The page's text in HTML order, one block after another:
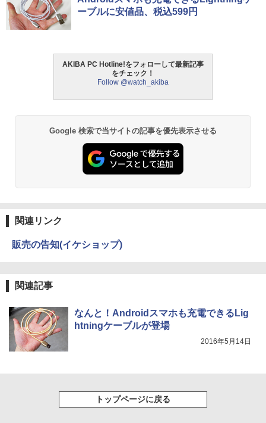
ーブルに安値品、税込599円
AKIBA PC Hotline!をフォローして最新記事
をチェック！
Follow @watch_akiba
Google 検索で当サイトの記事を優先表示させる
関連リンク
販売の告知(イケショップ)
関連記事
なんと！Androidスマホも充電できるLig
htningケーブルが登場
2016年5月14日
トップページに戻る